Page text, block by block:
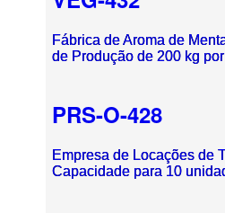
Fábrica de Aroma de
de Produção de 200 kg
PRS-O-428
Empresa de Locações de
Capacidade para 10